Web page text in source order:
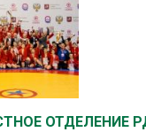
ОТДЕЛЕНИЕ